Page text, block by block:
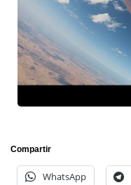
Compartir
WhatsApp